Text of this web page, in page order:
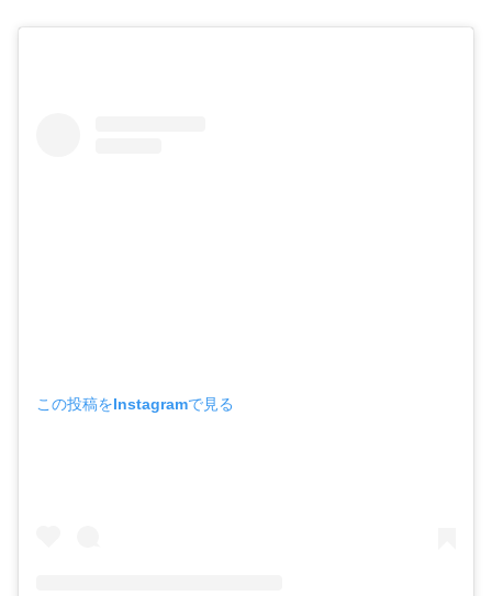
この投稿をInstagramで見る